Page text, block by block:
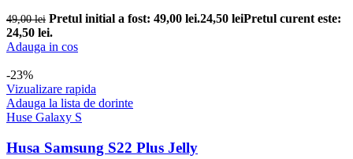
49,00lei Pretul initial a fost: 49,00 lei.24,50 leiPretul curent este:
24,50 lei.
Adauga in cos
-23%
Vizualizare rapida
Adauga la lista de dorinte
Huse Galaxy S
Husa Samsung S22 Plus Jelly